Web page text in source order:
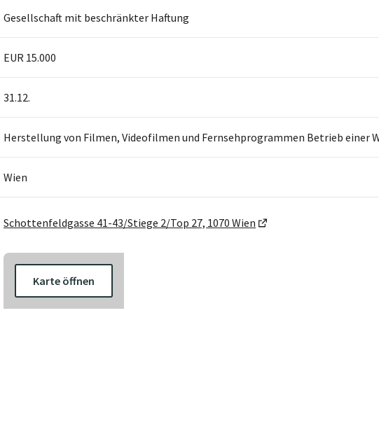
Gesellschaft mit beschränkter Haftung
EUR 15.000
31.12.
Herstellung von Filmen, Videofilmen und Fernsehprogrammen Betrieb einer
Wien
Schottenfeldgasse 41-43/Stiege 2/Top 27, 1070 Wien
Karte öffnen